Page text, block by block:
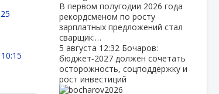
В первом полугодии 2026 года
рекордсменом по росту
зарплатных предложений стал
сварщик:…
5 августа 12:32 Бочаров:
бюджет‑2027 должен сочетать
осторожность, соцподдержку и
рост инвестиций